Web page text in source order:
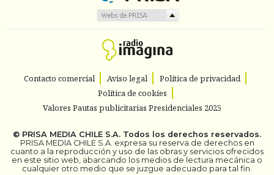
Contacto comercial Aviso legal
Política de privacidad
Política de cookies
Valores Pautas publicitarias Presidenciales 2025
© PRISA MEDIA CHILE S.A. Todos los derechos reservados.
PRISA MEDIA CHILE S.A. expresa su reserva de derechos en
cuanto a la reproducción y uso de las obras y servicios ofrecidos
en este sitio web, abarcando los medios de lectura mecánica o
cualquier otro medio que se juzgue adecuado para tal fin.